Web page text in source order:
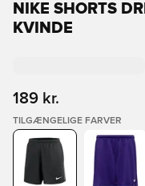
NIKE SHORTS
KVINDE
189 kr.
TILGÆNGELIGE FARVER